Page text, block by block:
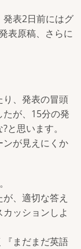
表2日前にはグ
表原稿、さらに
、発表の冒頭
が、15分の発
思います。
ンが見えにくか
、適切な答え
ッションしよ
まだまだ英語